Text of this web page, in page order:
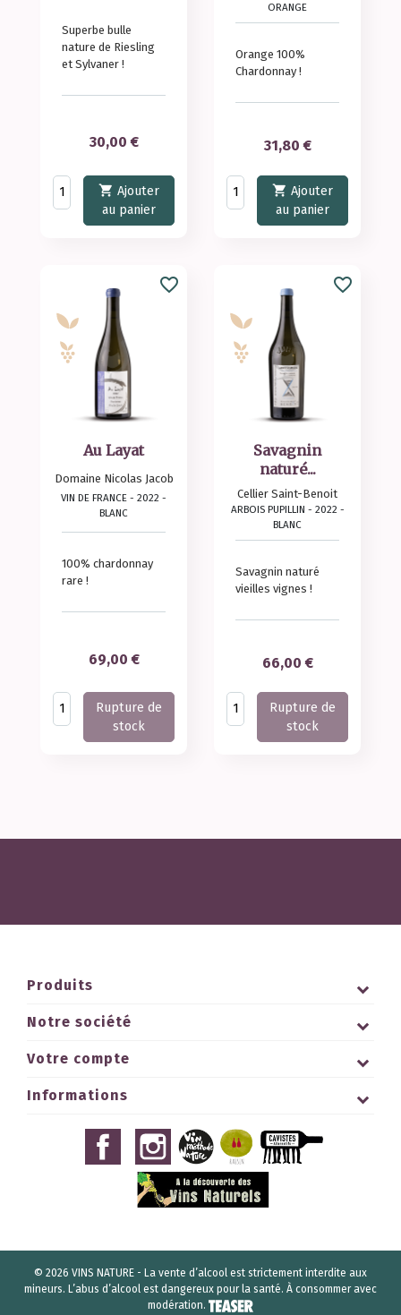
Superbe bulle
nature de Riesling
et Sylvaner !
Prix
30,00 €
 Ajouter
au panier
ORANGE
Orange 100%
Chardonnay !
Prix
31,80 €
 Ajouter
au panier
Au Layat
Domaine Nicolas Jacob
VIN DE FRANCE - 2022 -
BLANC
100% chardonnay
rare !
favorite_border
Prix
69,00 €
Rupture de
stock
Savagnin
naturé...
Cellier Saint-Benoit
ARBOIS PUPILLIN - 2022 -
BLANC
Savagnin naturé
vieilles vignes !
favorite_border
Prix
66,00 €
Rupture de
stock
Produits
Notre société
Votre compte
Informations
© 2026 VINS NATURE - La vente d’alcool est strictement interdite aux
mineurs. L’abus d’alcool est dangereux pour la santé. À consommer avec
modération.